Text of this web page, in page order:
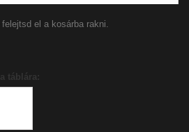
el a kosárba rakni.
táblára: